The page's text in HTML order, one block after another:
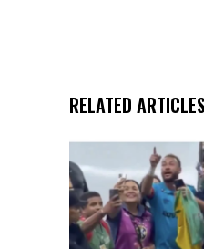
RELATED ARTICLES